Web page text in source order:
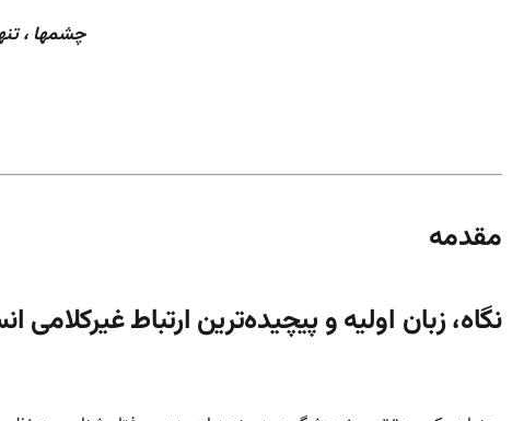
چشمها ،
مقدمه
نگاه، زبان اولیه و پیچیده‌ترین ارتباط غیرکلامی